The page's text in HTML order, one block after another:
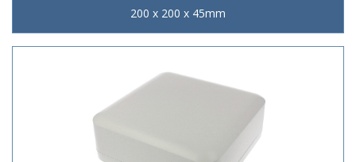
200 x 200 x 45mm